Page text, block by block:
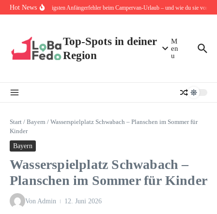
Zum Inhalt springen
Hot News
Die 10 häufigsten Anfängerfehler beim Campervan-Urlaub – und wie du sie von
Top-Spots in deiner
Region
M
en
u
Start / Bayern / Wasserspielplatz Schwabach – Planschen im Sommer für
Kinder
Bayern
Wasserspielplatz Schwabach –
Planschen im Sommer für Kinder
Von Admin 12. Juni 2026